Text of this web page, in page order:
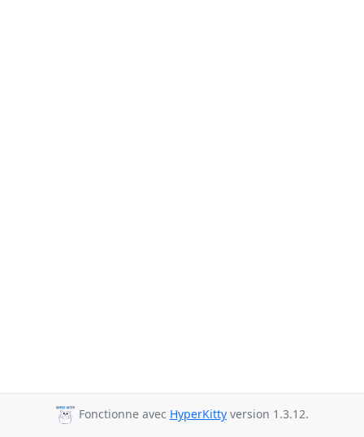
Fonctionne avec HyperKitty version 1.3.12.